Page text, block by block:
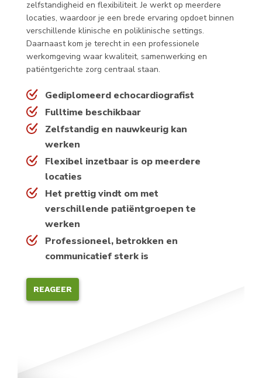
zelfstandigheid en flexibiliteit. Je werkt op meerdere
locaties, waardoor je een brede ervaring opdoet binnen
verschillende klinische en poliklinische settings.
Daarnaast kom je terecht in een professionele
werkomgeving waar kwaliteit, samenwerking en
patiëntgerichte zorg centraal staan.
Gediplomeerd echocardiografist
Fulltime beschikbaar
Zelfstandig en nauwkeurig kan
werken
Flexibel inzetbaar is op meerdere
locaties
Het prettig vindt om met
verschillende patiëntgroepen te
werken
Professioneel, betrokken en
communicatief sterk is
REAGEER